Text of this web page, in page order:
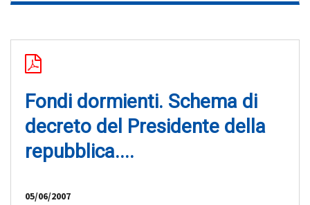
Fondi dormienti. Schema di
decreto del Presidente della
repubblica....
05/06/2007